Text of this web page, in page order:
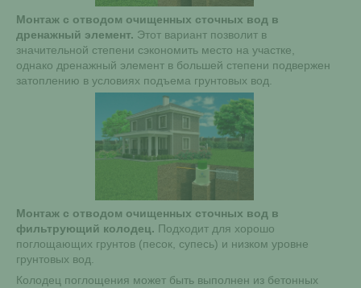
Монтаж с отводом очищенных сточных вод в
дренажный элемент. Этот вариант позволит в
значительной степени сэкономить место на участке,
однако дренажный элемент в большей степени подвержен
затоплению в условиях подъема грунтовых вод.
Монтаж с отводом очищенных сточных вод в
фильтрующий колодец. Подходит для хорошо
поглощающих грунтов (песок, супесь) и низком уровне
грунтовых вод.
Колодец поглощения может быть выполнен из бетонных